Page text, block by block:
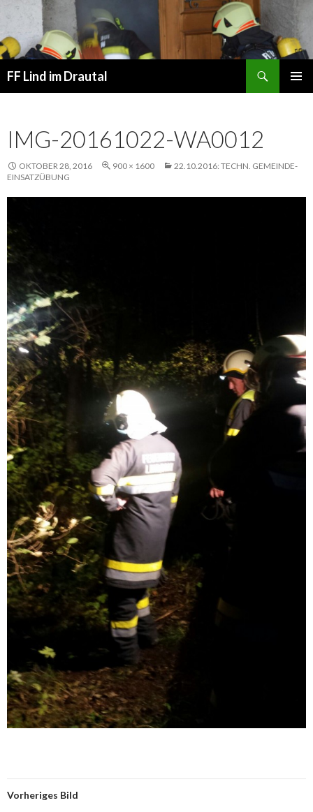
FF Lind im Drautal
IMG-20161022-WA0012
OKTOBER 28, 2016 900 × 1600
22.10.2016: TECHN. GEMEINDE-
EINSATZÜBUNG
Vorheriges Bild